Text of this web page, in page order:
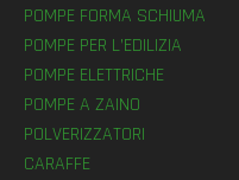
POMPE FORMA SCHIUMA
POMPE PER L’EDILIZIA
POMPE ELETTRICHE
POMPE A ZAINO
POLVERIZZATORI
CARAFFE